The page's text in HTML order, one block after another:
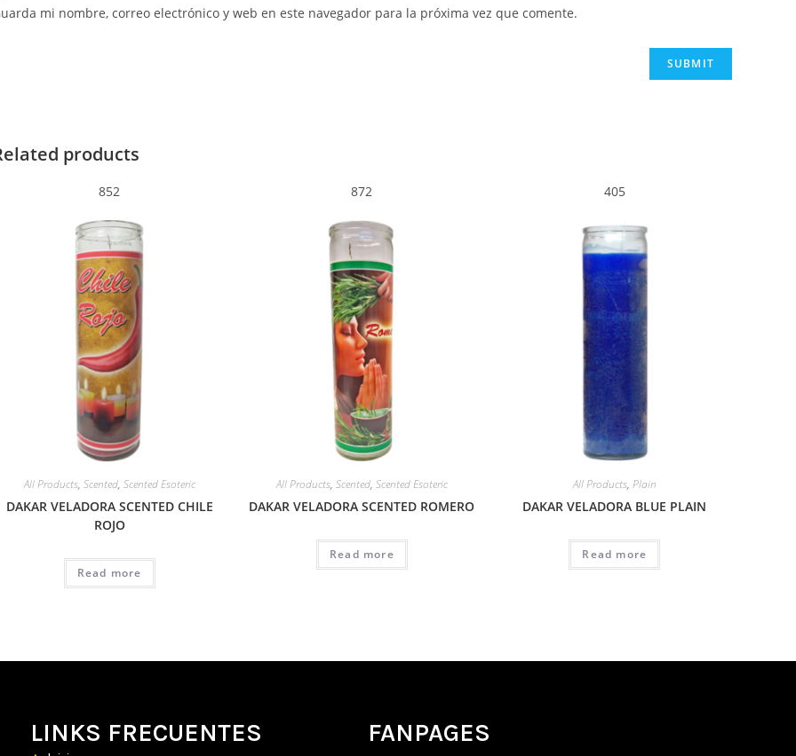
mi nombre, correo electrónico y web en este navegador para la próxima vez que comente.
products
852
All Products, Scented, Scented Esoteric
DAKAR VELADORA SCENTED CHILE
ROJO
Read more
872
All Products, Scented, Scented Esoteric
DAKAR VELADORA SCENTED ROMERO
Read more
405
All Products, Plain
DAKAR VELADORA BLUE PLAIN
Read more
LINKS FRECUENTES FANPAGES